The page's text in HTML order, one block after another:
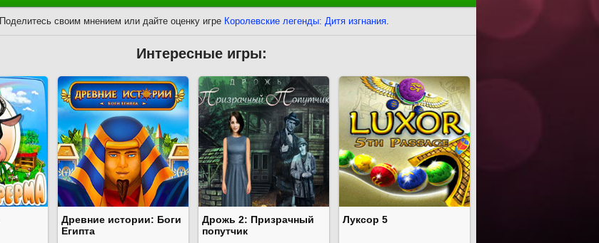
Поделитесь своим мнением или дайте оценку игре Королевские легенды: Дитя изгнания.
Интересные игры:
Древние истории: Боги
Египта
Дрожь 2: Призрачный
попутчик
Луксор 5